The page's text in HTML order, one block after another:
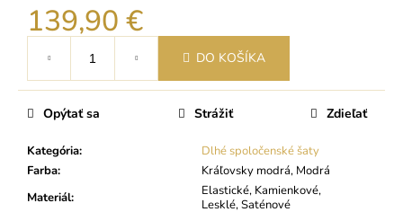
139,90 €
cena:
DO KOŠÍKA
Kategória:
Dlhé spoločenské šaty
Farba:
Kráľovsky modrá, Modrá
Materiál:
Elastické, Kamienkové,
Lesklé, Saténové
Opýtať sa Strážiť Zdieľať